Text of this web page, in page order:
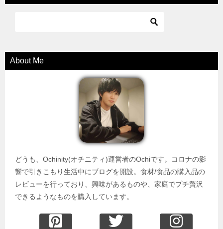
About Me
どうも、Ochinity(オチニティ)運営者のOchiです。コロナの影
響で引きこもり生活中にブログを開設。食材/食品の購入品の
レビューを行っており、興味があるものや、家庭でプチ贅沢
できるようなものを購入しています。